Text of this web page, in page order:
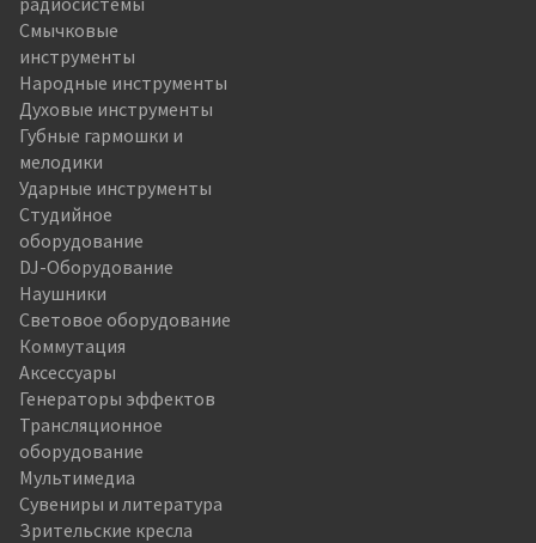
Смычковые
инструменты
Народные инструменты
Духовые инструменты
Губные гармошки и
мелодики
Ударные инструменты
Студийное
оборудование
DJ-Оборудование
Наушники
Световое оборудование
Коммутация
Аксессуары
Генераторы эффектов
Трансляционное
оборудование
Мультимедиа
Сувениры и литература
Зрительские кресла